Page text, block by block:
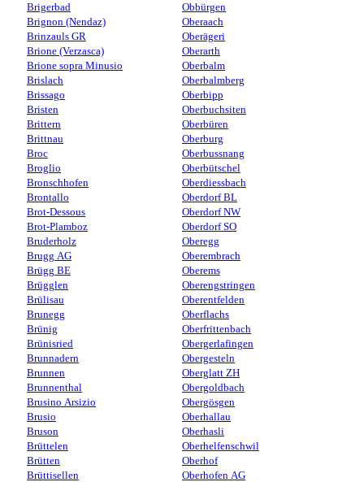
Brigerbad
Brignon (Nendaz)
Brinzauls GR
Brione (Verzasca)
Brione sopra Minusio
Brislach
Brissago
Bristen
Brittern
Brittnau
Broc
Broglio
Bronschhofen
Brontallo
Brot-Dessous
Brot-Plamboz
Bruderholz
Brugg AG
Brügg BE
Brügglen
Brülisau
Brunegg
Brünig
Brünisried
Brunnadern
Brunnen
Brunnenthal
Brusino Arsizio
Brusio
Bruson
Brüttelen
Brütten
Brüttisellen
Obbürgen
Oberaach
Oberägeri
Oberarth
Oberbalm
Oberbalmberg
Oberbipp
Oberbuchsiten
Oberbüren
Oberburg
Oberbussnang
Oberbütschel
Oberdiessbach
Oberdorf BL
Oberdorf NW
Oberdorf SO
Oberegg
Oberembrach
Oberems
Oberengstringen
Oberentfelden
Oberflachs
Oberfrittenbach
Obergerlafingen
Obergesteln
Oberglatt ZH
Obergoldbach
Obergösgen
Oberhallau
Oberhasli
Oberhelfenschwil
Oberhof
Oberhofen AG